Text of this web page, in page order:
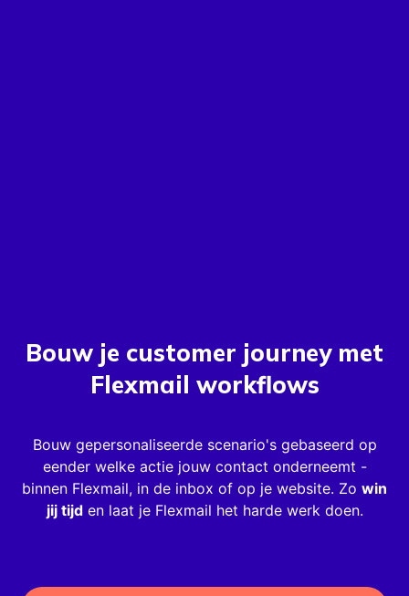
Bouw je customer journey met
Flexmail workflows
Bouw gepersonaliseerde scenario's gebaseerd op
eender welke actie jouw contact onderneemt -
binnen Flexmail, in de inbox of op je website. Zo win
jij tijden laat je Flexmail het harde werk doen.